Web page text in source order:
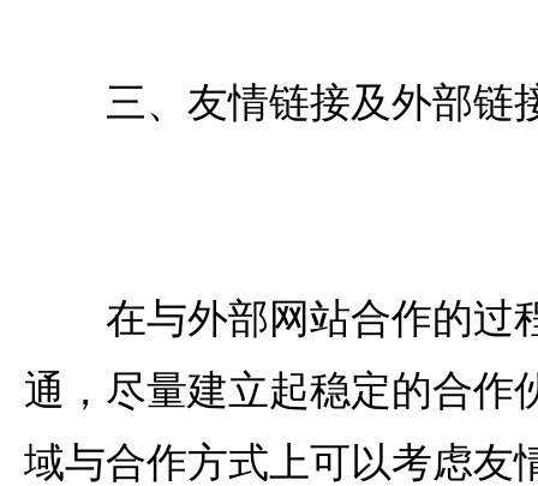
三、友情链接及外部链
在与外部网站合作的过
通，尽量建立起稳定的合作
域与合作方式上可以考虑友